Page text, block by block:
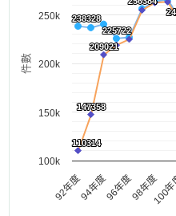
件數
238328
238328
225722
225722
110314
110314
147358
147358
209021
209021
92年度94年度96年度98年度100
100k
150k
200k
250k